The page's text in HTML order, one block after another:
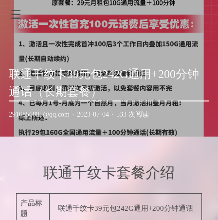
联通千纹卡39元包242G通用+200分钟
通话（长期套餐）
2916856885@qq.com · 2023-07-04 · 533 次阅读
联通千纹卡套餐介绍
产品标
题
联通千纹卡39元包242G通用+200分钟通话